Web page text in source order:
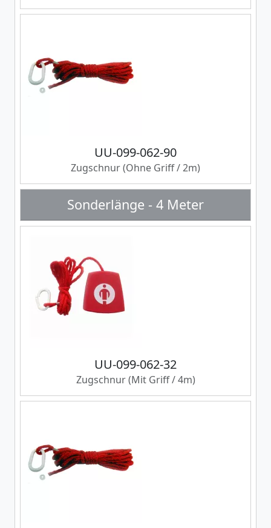
UU-099-062-90
Zugschnur (Ohne Griff / 2m)
Sonderlänge - 4 Meter
UU-099-062-32
Zugschnur (Mit Griff / 4m)